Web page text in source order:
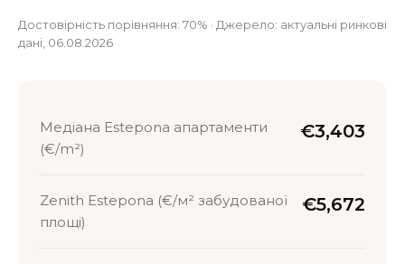
Достовірність порівняння: 70% · Джерело: актуальні ринкові
дані, 06.08.2026
Медіана Estepona апартаменти
(€/m²)
€3,403
Zenith Estepona (€/м² забудованої
площі)
€5,672